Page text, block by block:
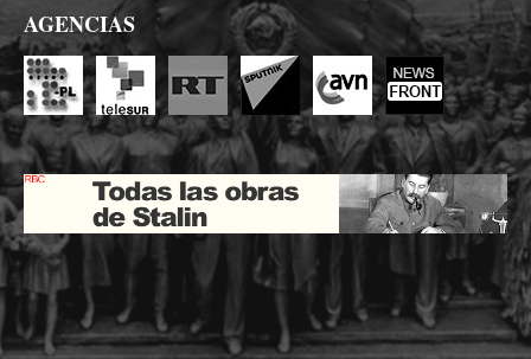
AGENCIAS